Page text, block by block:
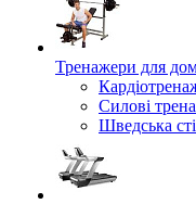
Тренажери для
Силові
Шведська